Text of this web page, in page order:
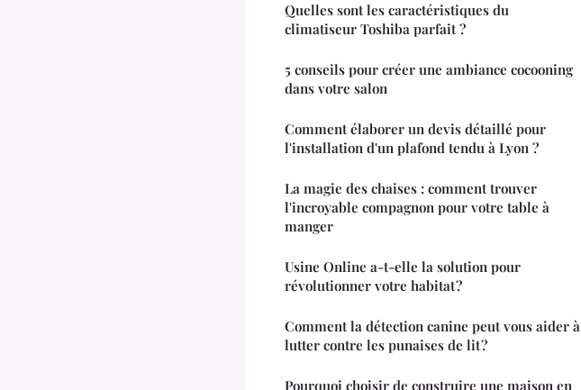
Quelles sont les caractéristiques du
climatiseur Toshiba parfait ?
5 conseils pour créer une ambiance cocooning
dans votre salon
Comment élaborer un devis détaillé pour
l'installation d'un plafond tendu à Lyon ?
La magie des chaises : comment trouver
l'incroyable compagnon pour votre table à
manger
Usine Online a-t-elle la solution pour
révolutionner votre habitat ?
Comment la détection canine peut vous aider à
lutter contre les punaises de lit ?
Pourquoi choisir de construire une maison en